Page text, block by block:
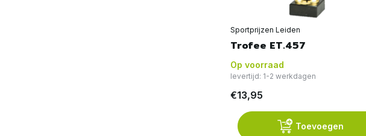
Sportprijzen Leiden
Trofee ET.457
Op voorraad
levertijd: 1-2 werkdagen
€13,95
Toevoegen